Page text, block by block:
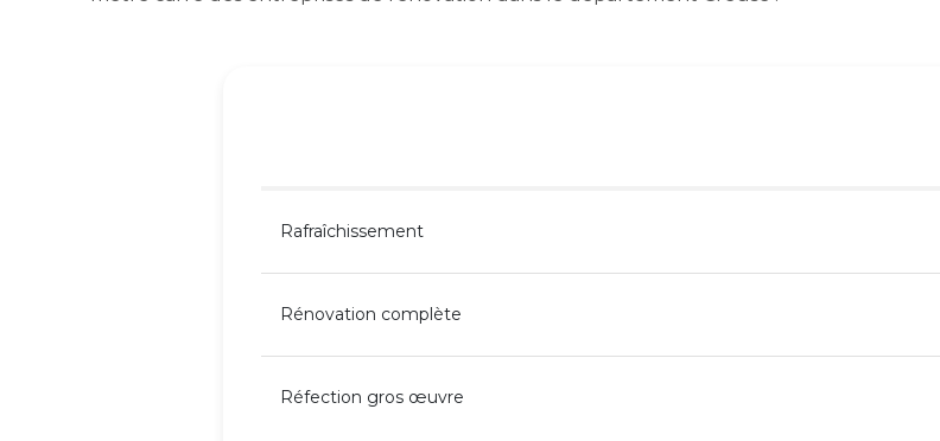
Rafraîchissement
Rénovation complète
Réfection gros œuvre